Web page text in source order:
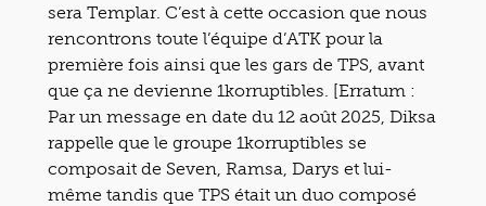
sera Templar. C’est à cette occasion que nous
rencontrons toute l’équipe d’ATK pour la
première fois ainsi que les gars de TPS, avant
que ça ne devienne 1korruptibles. [Erratum :
Par un message en date du 12 août 2025, Diksa
rappelle que le groupe 1korruptibles se
composait de Seven, Ramsa, Darys et lui-
même tandis que TPS était un duo composé